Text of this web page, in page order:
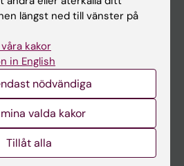
längst ned till vänster på
kakor
in English
nödvändiga
valda kakor
Tillåt alla